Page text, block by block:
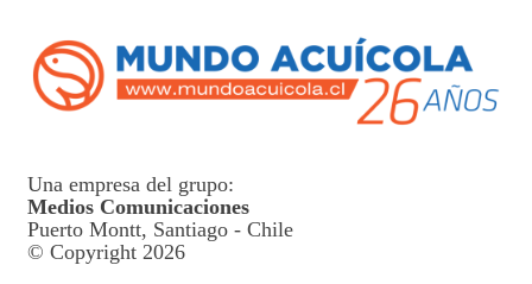
Una empresa del grupo:
Medios Comunicaciones
Puerto Montt, Santiago - Chile
© Copyright 2026